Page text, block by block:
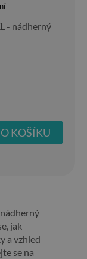
- nádherný
KOŠÍKU
jak
a vzhled
se na